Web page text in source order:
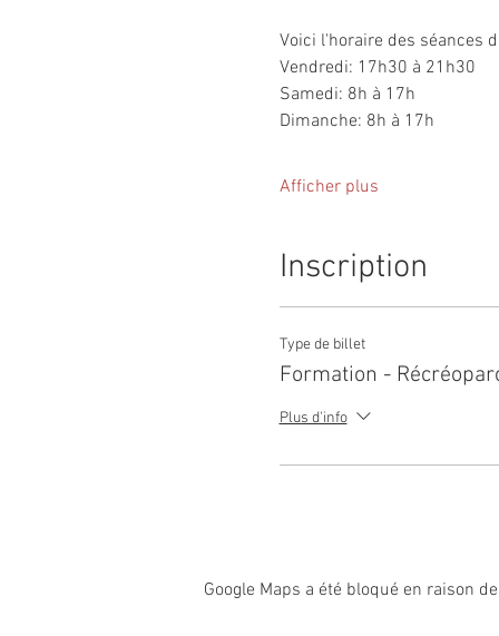
Voici l'horaire des séances
Vendredi: 17h30 à 21h30
Samedi: 8h à 17h
Dimanche: 8h à 17h
Afficher plus
Inscription
Type de billet
Formation -
Plus d'info
Google Maps a été bloqué en raison